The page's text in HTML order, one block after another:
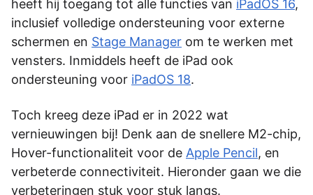
heeft hij toegang tot alle functies van iPadOS 16,
inclusief volledige ondersteuning voor externe
schermen en Stage Manager om te werken met
vensters. Inmiddels heeft de iPad ook
ondersteuning voor iPadOS 18.
Toch kreeg deze iPad er in 2022 wat
vernieuwingen bij! Denk aan de snellere M2-chip,
Hover-functionaliteit voor de Apple Pencil, en
verbeterde connectiviteit. Hieronder gaan we die
verbeteringen stuk voor stuk langs.